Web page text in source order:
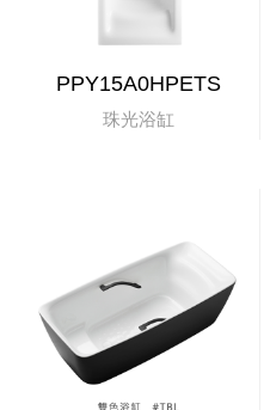
PPY15A0HPETS
珠光浴缸